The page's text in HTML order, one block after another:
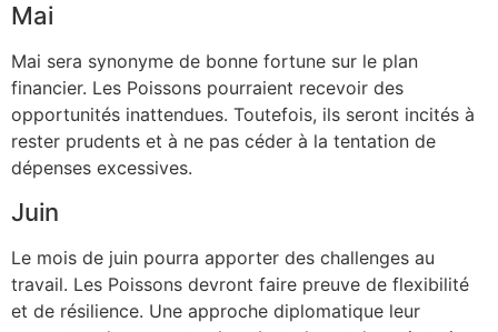
Mai
Mai sera synonyme de bonne fortune sur le plan
financier. Les Poissons pourraient recevoir des
opportunités inattendues. Toutefois, ils seront incités à
rester prudents et à ne pas céder à la tentation de
dépenses excessives.
Juin
Le mois de juin pourra apporter des challenges au
travail. Les Poissons devront faire preuve de flexibilité
et de résilience. Une approche diplomatique leur